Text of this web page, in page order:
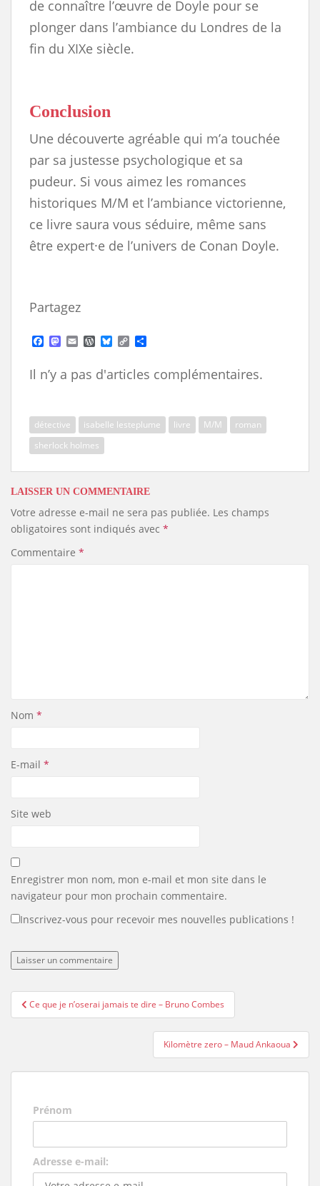
de connaître l’œuvre de Doyle pour se
plonger dans l’ambiance du Londres de la
fin du XIXe siècle.
Conclusion
Une découverte agréable qui m’a touchée
par sa justesse psychologique et sa
pudeur. Si vous aimez les romances
historiques M/M et l’ambiance victorienne,
ce livre saura vous séduire, même sans
être expert·e de l’univers de Conan Doyle.
Partagez
a
e
b
k
M
a
t
n
E
m
i
W
o
d
s
s
B
e
C
o
y
k
r
Il n’y a pas d'articles complémentaires.
détective isabelle lesteplume livre M/M
roman
sherlock holmes
LAISSER UN COMMENTAIRE
Votre adresse e-mail ne sera pas publiée. Les champs
obligatoires sont indiqués avec *
Commentaire *
Nom *
E-mail *
Site web
Enregistrer mon nom, mon e-mail et mon site dans le
navigateur pour mon prochain commentaire.
Inscrivez-vous pour recevoir mes nouvelles publications !
Navigation
de
Ce que je n’oserai jamais te dire – Bruno Combes
Kilomètre zero – Maud Ankaoua
Prénom
Adresse e-mail: